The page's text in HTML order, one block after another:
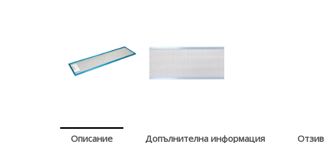
Описание Допълнителна информация